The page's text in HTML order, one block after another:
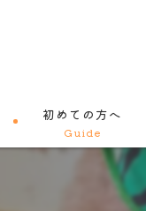
初めての方へ
Guide